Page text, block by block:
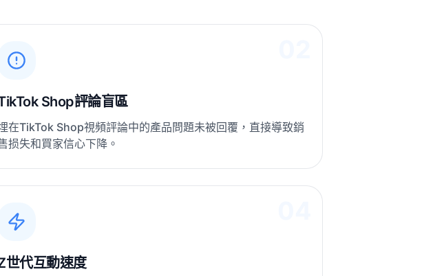
Shop評論盲區
在TikTok Shop視頻評論中的產品問題未被回覆，直接導致銷
损失和買家信心下降。
世代互動速度